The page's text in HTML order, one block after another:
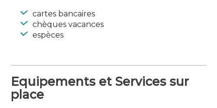
cartes bancaires
chèques vacances
espèces
Equipements et Services sur
place